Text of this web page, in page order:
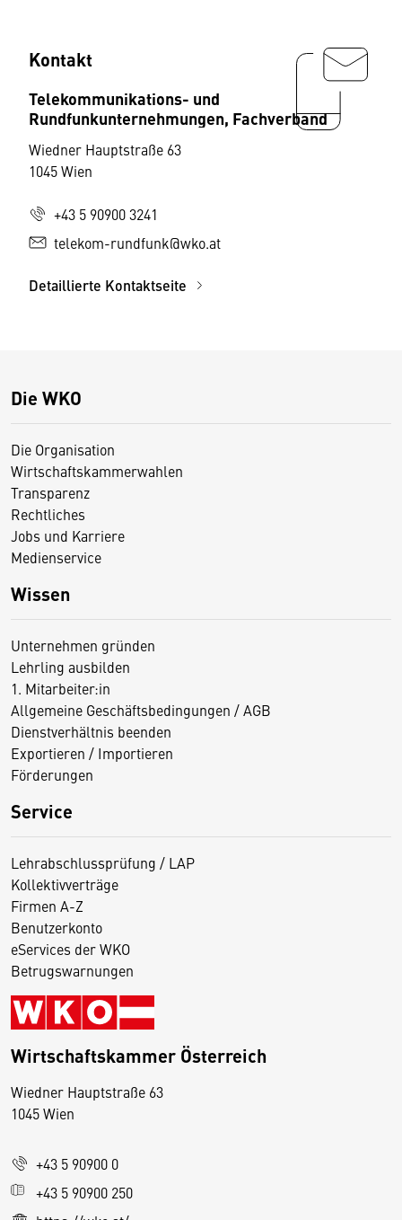
Kontakt
Telekommunikations- und
Rundfunkunternehmungen, Fachverband
Wiedner Hauptstraße 63
1045 Wien
+43 5 90900 3241
telekom-rundfunk@wko.at
Detaillierte Kontaktseite
Die WKO
Die Organisation
Wirtschaftskammerwahlen
Transparenz
Rechtliches
Jobs und Karriere
Medienservice
Wissen
Unternehmen gründen
Lehrling ausbilden
1. Mitarbeiter:in
Allgemeine Geschäftsbedingungen / AGB
Dienstverhältnis beenden
Exportieren / Importieren
Förderungen
Service
Lehrabschlussprüfung / LAP
Kollektivverträge
Firmen A-Z
Benutzerkonto
eServices der WKO
Betrugswarnungen
Wirtschaftskammer Österreich
Wiedner Hauptstraße 63
1045 Wien
+43 5 90900 0
+43 5 90900 250
D
s
e